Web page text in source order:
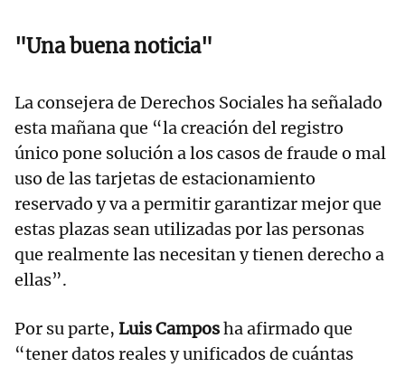
"Una buena noticia"
La consejera de Derechos Sociales ha señalado
esta mañana que “la creación del registro
único pone solución a los casos de fraude o mal
uso de las tarjetas de estacionamiento
reservado y va a permitir garantizar mejor que
estas plazas sean utilizadas por las personas
que realmente las necesitan y tienen derecho a
ellas”.
Por su parte, Luis Camposha afirmado que
“tener datos reales y unificados de cuántas